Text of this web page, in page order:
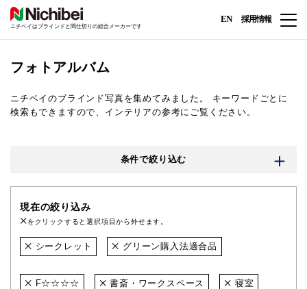
ニチベイはブラインドと間仕切りの総合メーカーです
EN 採用情報
フォトアルバム
ニチベイのブラインド写真を集めてみました。
キーワードごとに
検索もできますので、インテリアの参考にご覧ください。
条件で絞り込む
現在の絞り込み
をクリックすると選択項目から外せます。
シークレット グリーン購入法適合品
F☆☆☆☆ 書斎・ワークスペース 寝室